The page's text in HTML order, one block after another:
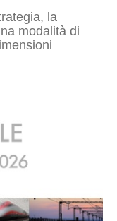
la
modalità di